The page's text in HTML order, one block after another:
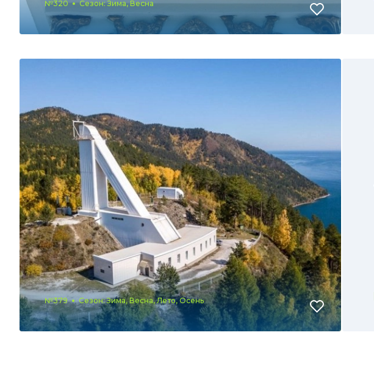
№320 Сезон: Зима, Весна
№379 Сезон: Зима, Весна, Лето, Осень